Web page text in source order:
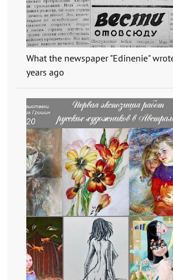
What the newspaper "Edinenie"
years ago